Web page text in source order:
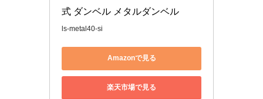
式 ダンベル メタルダンベル
ls-metal40-si
Amazonで見る
楽天市場で見る